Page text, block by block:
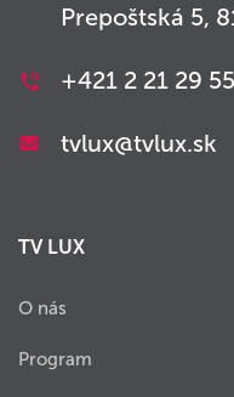
Prepoštská 5,
+421 2 21 29
tvlux@tvlux.sk
TV LUX
O nás
Program